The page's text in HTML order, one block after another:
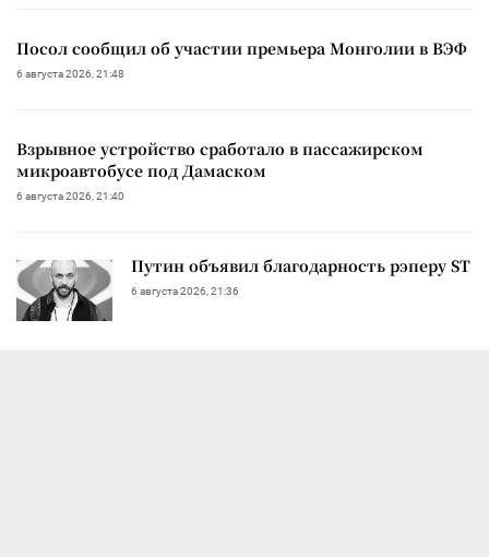
Посол сообщил об участии премьера Монголии в ВЭФ
6 августа 2026, 21:48
Взрывное устройство сработало в пассажирском
микроавтобусе под Дамаском
6 августа 2026, 21:40
Путин объявил благодарность рэперу ST
6 августа 2026, 21:36